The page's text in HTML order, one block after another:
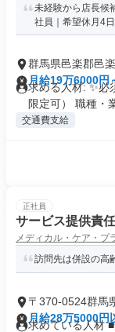
未経験から店長候
社員｜希望休月4日
群馬県邑楽郡邑
月給19万6000円
求める人材: ✨必
限定可） 職種・
交通費支給
正社員
サービス提供責
メディカル・ケア・プ
訪問先は併設の高
〒370-0524群馬
月給28万5000円
求めている人材